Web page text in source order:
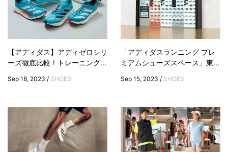
【アディダス】アディゼロシリ
ーズ徹底比較！トレーニング...
Sep 18, 2023 / SHOES
「アディダスランニング プレ
ミアムシューズスペース」東...
Sep 15, 2023 / SHOES